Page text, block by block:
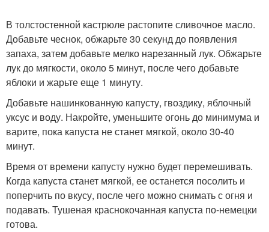
В толстостенной кастрюле растопите сливочное масло.
Добавьте чеснок, обжарьте 30 секунд до появления
запаха, затем добавьте мелко нарезанный лук. Обжарьте
лук до мягкости, около 5 минут, после чего добавьте
яблоки и жарьте еще 1 минуту.
Добавьте нашинкованную капусту, гвоздику, яблочный
уксус и воду. Накройте, уменьшите огонь до минимума и
варите, пока капуста не станет мягкой, около 30-40
минут.
Время от времени капусту нужно будет перемешивать.
Когда капуста станет мягкой, ее останется посолить и
поперчить по вкусу, после чего можно снимать с огня и
подавать. Тушеная краснокочанная капуста по-немецки
готова.